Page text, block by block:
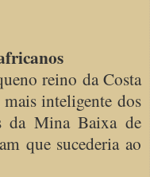
reino da Costa
inteligente dos
da Mina Baixa de
que sucederia ao